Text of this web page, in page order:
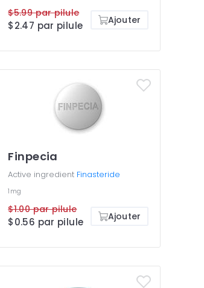
$5.99 par pilule
$2.47 par pilule Ajouter
Finpecia
Active ingredient Finasteride
1mg
$1.00 par pilule
$0.56 par pilule Ajouter